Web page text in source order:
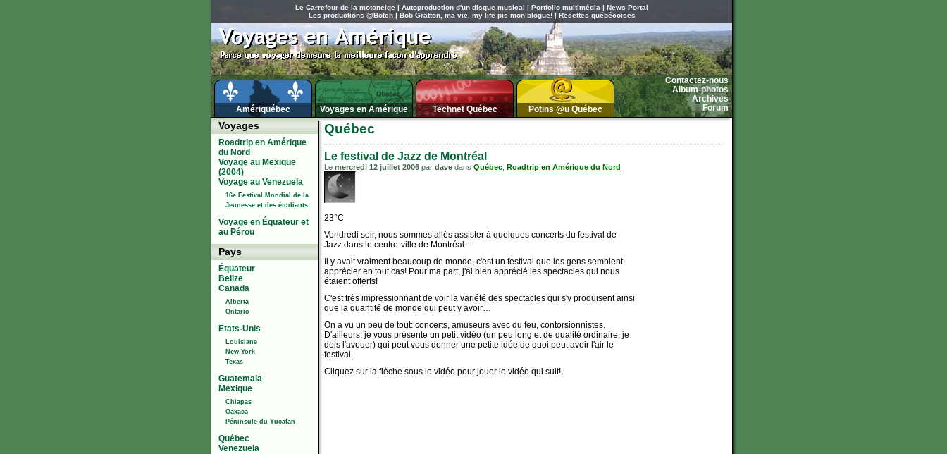
Le Carrefour de la motoneige | Autoproduction d'un disque musical | Portfolio multimédia | News Portal
Les productions @Botch| Bob Gratton, ma vie, my life pis mon blogue!| Recettes québécoises
Amériquébec Voyages en Amérique Technet Québec Potins @u Québec
Contactez-nous
Album-photos
Archives
Forum
Québec
Le festival de Jazz de Montréal
Le mercredi 12 juillet 2006 par dave dans Québec Roadtrip en Amérique du Nord
23°C
Vendredi soir, nous sommes allés assister à quelques concerts du festival de
Jazz dans le centre-ville de Montréal…
Il y avait vraiment beaucoup de monde, c'est un festival que les gens semblent
apprécier en tout cas! Pour ma part, j'ai bien apprécié les spectacles qui nous
étaient offerts!
C'est très impressionnant de voir la variété des spectacles qui s'y produisent ainsi
que la quantité de monde qui peut y avoir…
On a vu un peu de tout: concerts, amuseurs avec du feu, contorsionnistes.
D'ailleurs, je vous présente un petit vidéo (un peu long et de qualité ordinaire, je
dois l'avouer) qui peut vous donner une petite idée de quoi peut avoir l'air le
festival.
Cliquez sur la flèche sous le vidéo pour jouer le vidéo qui suit!
Voyages
Roadtrip en Amérique
du Nord
Voyage au Mexique
(2004)
Voyage au Venezuela
16e Festival Mondial de la
Jeunesse et des étudiants
Voyage en Équateur et
au Pérou
Pays
Équateur
Belize
Canada
Alberta
Ontario
Etats-Unis
Louisiane
New York
Texas
Guatemala
Mexique
Chiapas
Oaxaca
Péninsule du Yucatan
Québec
Venezuela